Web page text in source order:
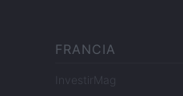
FRANCIA
InvestirMag